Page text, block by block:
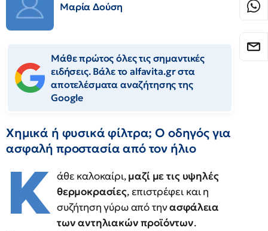
Μαρία Δούση
Μάθε πρώτος όλες τις σημαντικές
ειδήσεις. Βάλε το alfavita.gr στα
αποτελέσματα αναζήτησης της
Google
Χημικά ή φυσικά φίλτρα; Ο οδηγός για
ασφαλή προστασία από τον ήλιο
Κ άθε καλοκαίρι,μαζί με τις υψηλές
θερμοκρασίες, επιστρέφει και η
συζήτηση γύρω από τηνασφάλεια
των αντηλιακών προϊόντων.